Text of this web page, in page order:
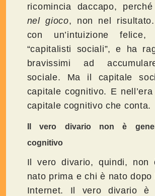
ricomincia daccapo, perché
nel gioco, non nel
con un’intuizione
“capitalisti sociali”, e ha
bravissimi ad
sociale. Ma il capitale
capitale cognitivo. E
capitale cognitivo che conta.
Il vero divario non è
cognitivo
Il vero divario, quindi,
nato prima e chi è nato dopo
Internet. Il vero divario